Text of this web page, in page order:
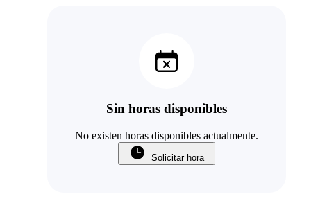
Sin horas disponibles
No existen horas disponibles actualmente.
Solicitar hora